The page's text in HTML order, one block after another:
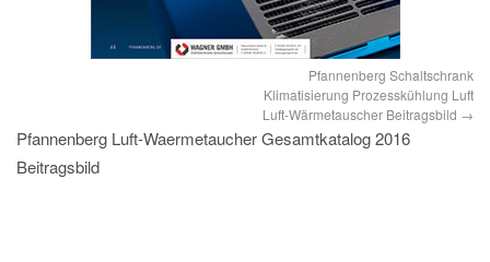
Pfannenberg Schaltschrank
Klimatisierung Prozesskühlung Luft
Luft-Wärmetauscher Beitragsbild
Pfannenberg Luft-Waermetaucher Gesamtkatalog 2016
Beitragsbild